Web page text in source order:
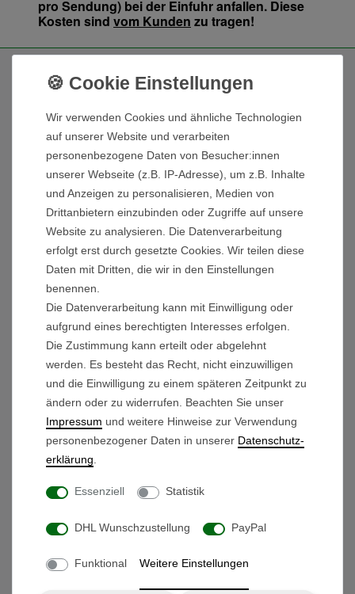
pro Sendung) bei der Einfuhr anfallen. Diese
Kosten sind vom Kunden zu tragen!
Kundenbereich
Kontakt
Mein Konto
Warenkorb
Schnellkontakt
+49 (0) 551 - 20048193
Pro-Shop@beegon.de
Whatsapp-Chat
Öffnungszeiten:
Montag - Mittwoch 9:30 - 16:00 Uhr
Donnerstag 9:30 - 15:00 Uhr
Freitag 9:30 - 14:00 Uhr
Wir verwenden Cookies und ähnliche Technologien
auf unserer Website und verarbeiten
personenbezogene Daten von Besucher:innen
unserer Webseite (z.B. IP-Adresse), um z.B. Inhalte
und Anzeigen zu personalisieren, Medien von
Drittanbietern einzubinden oder Zugriffe auf unsere
Website zu analysieren. Die Datenverarbeitung
erfolgt erst durch gesetzte Cookies. Wir teilen diese
Daten mit Dritten, die wir in den Einstellungen
benennen.
Die Datenverarbeitung kann mit Einwilligung oder
aufgrund eines berechtigten Interesses erfolgen.
Die Zustimmung kann erteilt oder abgelehnt
werden. Es besteht das Recht, nicht einzuwilligen
und die Einwilligung zu einem späteren Zeitpunkt zu
ändern oder zu widerrufen. Beachten Sie unser
Impressum und weitere Hinweise zur Verwendung
personenbezogener Daten in unserer Daten­schutz­
erklärung
Essenziell Statistik
DHL Wunschzustellung PayPal
Funktional Weitere Einstellungen